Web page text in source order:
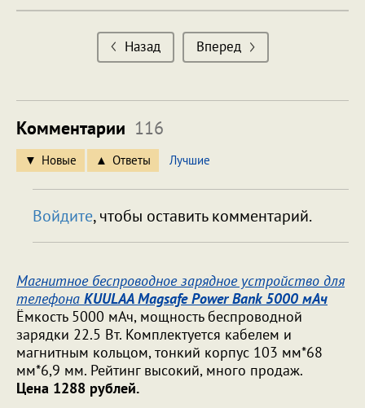
Назад Вперед
Комментарии 116
Новые Ответы Лучшие
Войдите, чтобы оставить комментарий.
Магнитное беспроводное зарядное устройство для
телефона KUULAA Magsafe Power Bank 5000 мАч
Ёмкость 5000 мАч, мощность беспроводной
зарядки 22.5 Вт. Комплектуется кабелем и
магнитным кольцом, тонкий корпус 103 мм*68
мм*6,9 мм. Рейтинг высокий, много продаж.
Цена 1288 рублей.